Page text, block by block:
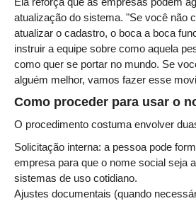
Serviços
Ação Trabalhista (Atermação)
Atermação On-line - Interior de
Atermação On-line - Interior do
Agendamento de Reclamação Verbal
Glossário
Consulta de Pautas
atualização do sistema. "Se você não
atualizar o cadastro, o boca a boca
instruir a equipe sobre como aquela
como quer se portar no mundo. Se
alguém melhor, vamos fazer esse
Como proceder para usar o
O procedimento costuma envolver
Solicitação interna: a pessoa pode
empresa para que o nome social seja
sistemas de uso cotidiano.
Ajustes documentais (quando